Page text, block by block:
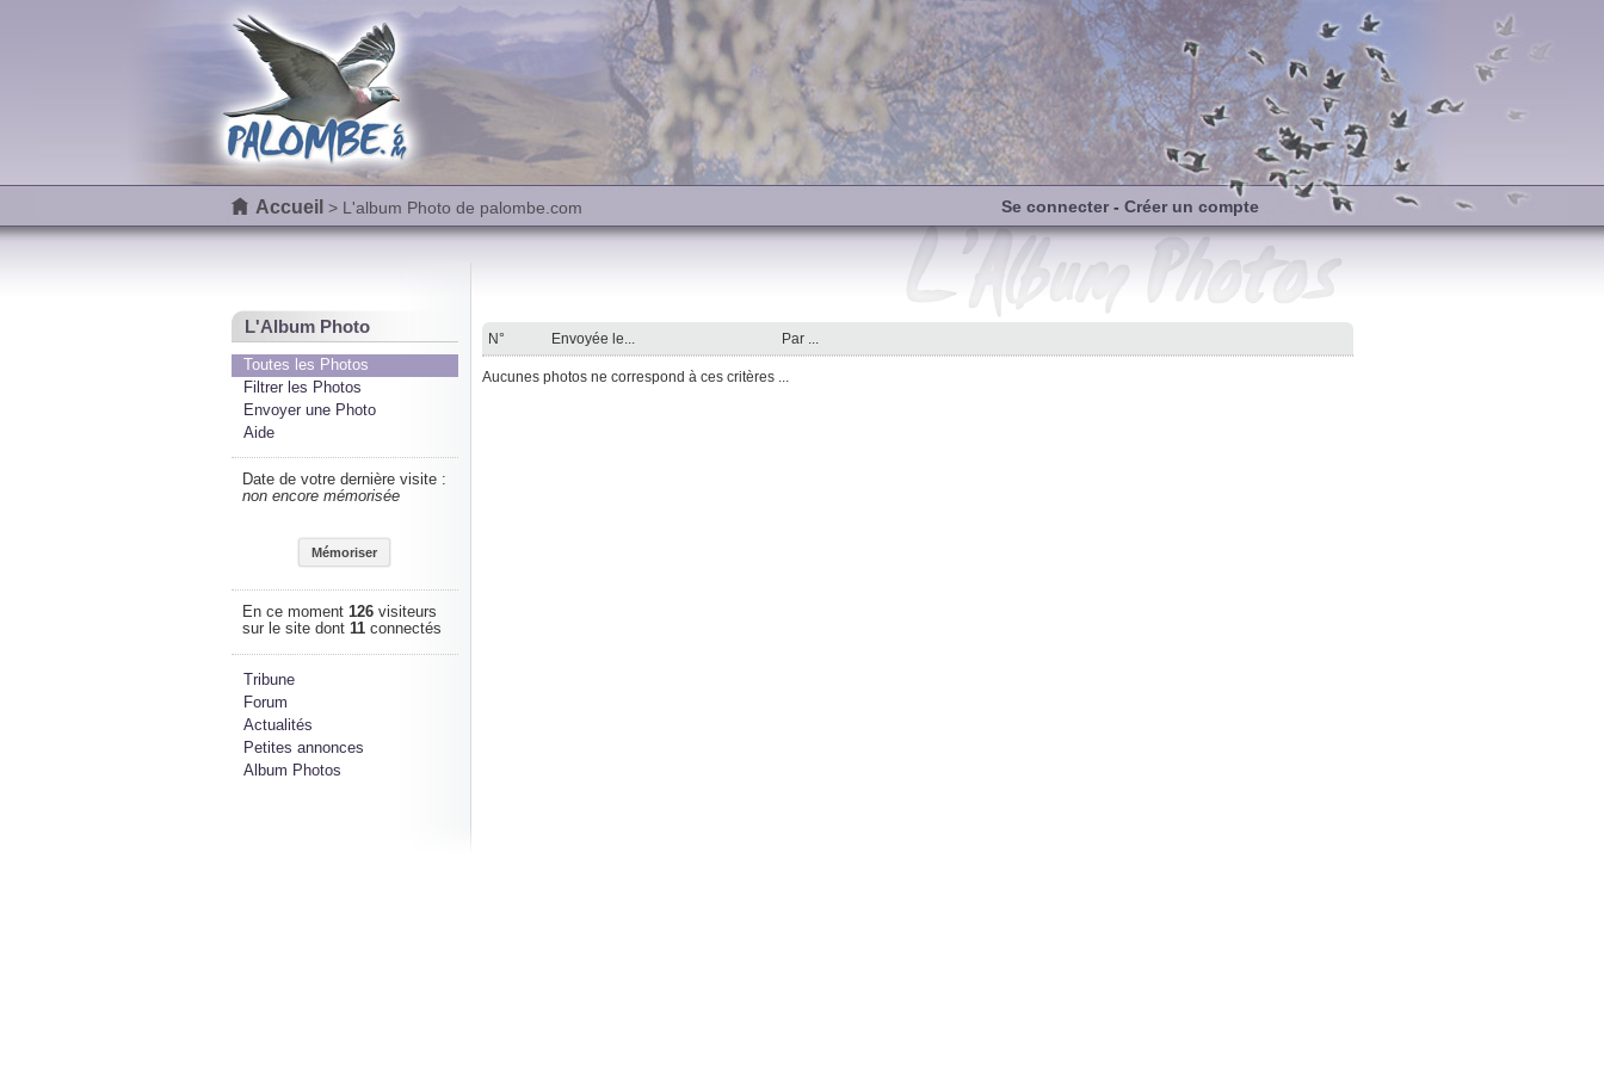
Accueil > L'album Photo de palombe.com Se connecter- Créer un compte
L'Album Photo
Toutes les Photos
Filtrer les Photos
Envoyer une Photo
Aide
Date de votre dernière visite :
non encore mémorisée
En ce moment 126visiteurs
sur le site dont 11connectés
Tribune
Forum
Actualités
Petites annonces
Album Photos
N° Envoyée le... Par ...
Aucunes photos ne correspond à ces critères ...